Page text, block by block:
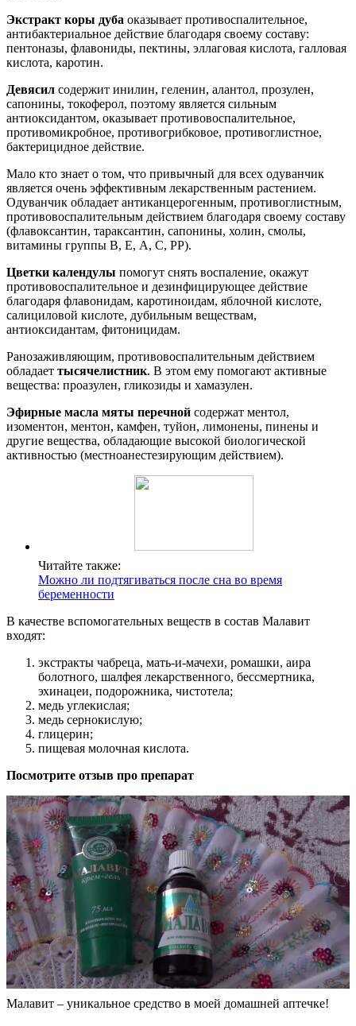
Экстракт коры дуба оказывает противоспалительное,
антибактериальное действие благодаря своему составу:
пентоназы, флавониды, пектины, эллаговая кислота, галловая
кислота, каротин.
Девясил содержит инилин, геленин, алантол, прозулен,
сапонины, токоферол, поэтому является сильным
антиоксидантом, оказывает противовоспалительное,
противомикробное, противогрибковое, противоглистное,
бактерицидное действие.
Мало кто знает о том, что привычный для всех одуванчик
является очень эффективным лекарственным растением.
Одуванчик обладает антиканцерогенным, противоглистным,
противовоспалительным действием благодаря своему составу
(флавоксантин, тараксантин, сапонины, холин, смолы,
витамины группы В, Е, А, С, РР).
Цветки календулы помогут снять воспаление, окажут
противовоспалительное и дезинфицирующее действие
благодаря флавонидам, каротиноидам, яблочной кислоте,
салициловой кислоте, дубильным веществам,
антиоксидантам, фитоницидам.
Ранозаживляющим, противовоспалительным действием
обладает тысячелистник. В этом ему помогают активные
вещества: проазулен, гликозиды и хамазулен.
Эфирные масла мяты перечной содержат ментол,
изоментон, ментон, камфен, туйон, лимонены, пинены и
другие вещества, обладающие высокой биологической
активностью (местноанестезирующим действием).
Читайте также:
Можно ли подтягиваться после сна во время
беременности
В качестве вспомогательных веществ в состав Малавит
входят:
экстракты чабреца, мать-и-мачехи, ромашки, аира
болотного, шалфея лекарственного, бессмертника,
эхинацеи, подорожника, чистотела;
медь углекислая;
медь сернокислую;
глицерин;
пищевая молочная кислота.
Посмотрите отзыв про препарат
Малавит – уникальное средство в моей домашней аптечке!